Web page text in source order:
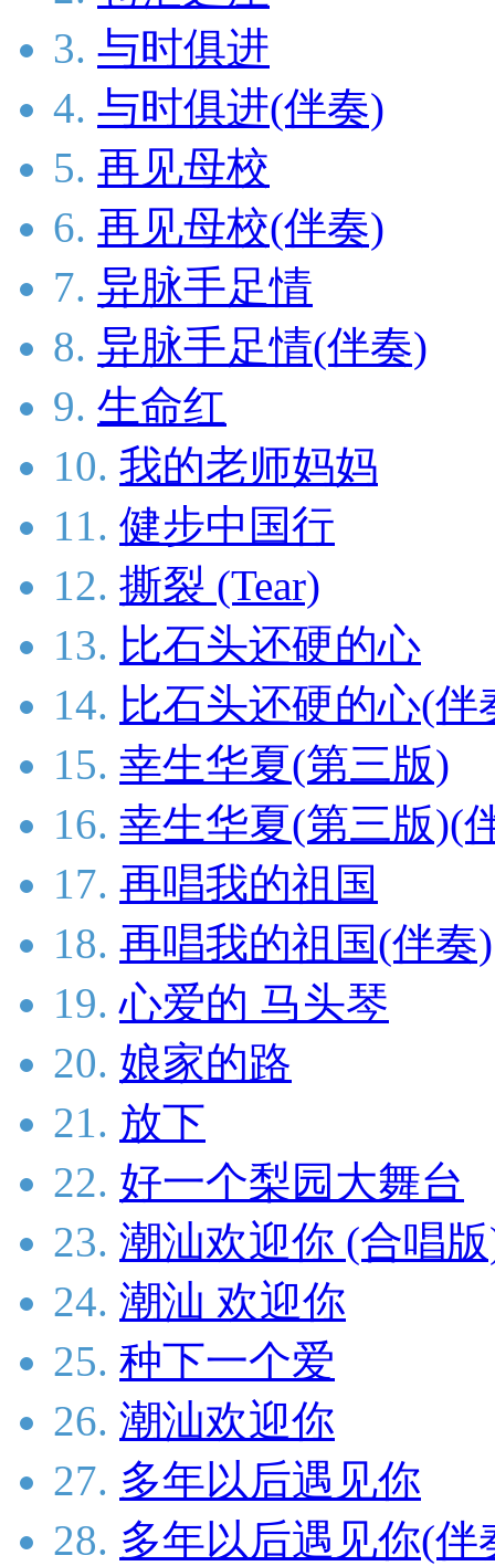
3. 与时俱进
4. 与时俱进(伴奏)
5. 再见母校
6. 再见母校(伴奏)
7. 异脉手足情
8. 异脉手足情(伴奏)
9. 生命红
10. 我的老师妈妈
11. 健步中国行
12. 撕裂 (Tear)
13. 比石头还硬的心
14. 比石头还硬的心(伴
15. 幸生华夏(第三版)
16. 幸生华夏(第三版)(
17. 再唱我的祖国
18. 再唱我的祖国(伴奏)
19. 心爱的 马头琴
20. 娘家的路
21. 放下
22. 好一个梨园大舞台
23. 潮汕欢迎你 (合唱
24. 潮汕 欢迎你
25. 种下一个爱
26. 潮汕欢迎你
27. 多年以后遇见你
28. 多年以后遇见你(伴